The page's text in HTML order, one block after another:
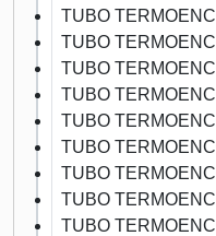
TUBO
TUBO
TUBO
TUBO
TUBO
TUBO
TUBO
TUBO
TUBO